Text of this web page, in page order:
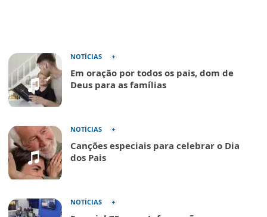
NOTÍCIAS
Em oração por todos os pais, dom de
Deus para as famílias
NOTÍCIAS
Canções especiais para celebrar o Dia
dos Pais
NOTÍCIAS